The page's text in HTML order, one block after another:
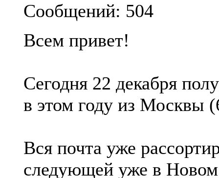
Сообщений: 504
Всем привет!
Сегодня 22 декабря
в этом году из Москвы
Вся почта уже
следующей уже в